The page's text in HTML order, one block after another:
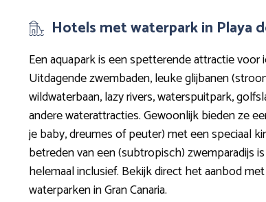
Hotels met waterpark in Playa
Een aquapark is een spetterende attractie voor
Uitdagende zwembaden, leuke glijbanen
wildwaterbaan, lazy rivers, waterspuitpark,
andere waterattracties. Gewoonlijk bieden ze
je baby, dreumes of peuter) met een speciaal
betreden van een (subtropisch) zwemparadijs
helemaal inclusief. Bekijk direct het aanbod
waterparken in Gran Canaria.